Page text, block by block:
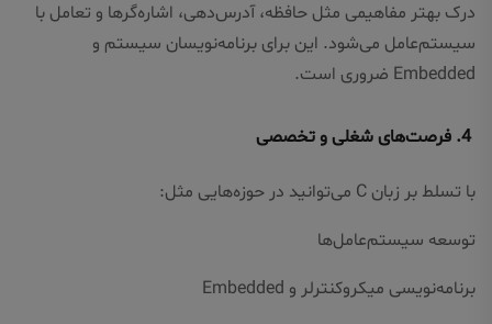
درک بهتر مفاهیمی مثل حافظه، آدرس‌دهی، اشاره‌گرها و تعامل با
سیستم‌عامل می‌شود. این برای برنامه‌نویسان سیستم و
Embedded ضروری است.
4. فرصت‌های شغلی و تخصصی
با تسلط بر زبان C می‌توانید در حوزه‌هایی مثل:
توسعه سیستم‌عامل‌ها
برنامه‌نویسی میکروکنترلر و Embedded